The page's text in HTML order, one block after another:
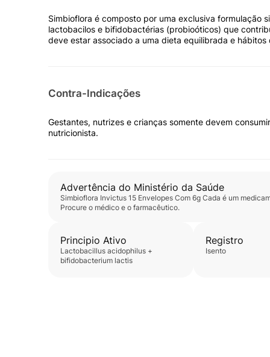
Fos
Efeito bifidogênico que estimula o crescimento de
fecal e do trânsito intestinal.
Consumir somente a quantidade indicada na
médica.
• Probiótico em pó.
• Contribui para o equilíbrio da flora intestinal.
Composição
Simbioflora é composto por uma exclusiva formulação
lactobacilos e bifidobactérias (probioóticos) que
deve estar associado a uma dieta equilibrada e hábitos
Contra-Indicações
Gestantes, nutrizes e crianças somente devem
nutricionista.
Advertência do Ministério da Saúde
Simbioflora Invictus 15 Envelopes Com 6g Cada é um
Procure o médico e o farmacêutico.
Principio Ativo
lactobacillus acidophilus +
bifidobacterium lactis
Registro
isento